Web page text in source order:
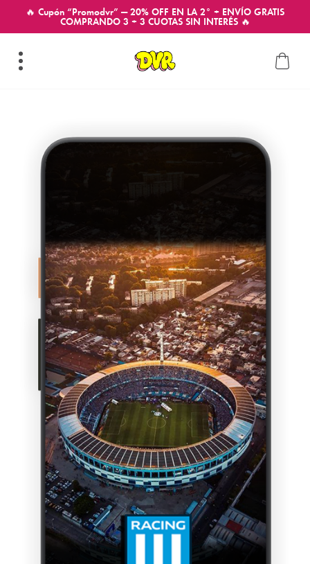
🔥 Cupón “Promodvr” — 20% OFF EN LA 2° + ENVÍO GRATIS
COMPRANDO 3 + 3 CUOTAS SIN INTERÉS 🔥